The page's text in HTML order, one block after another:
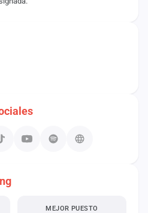
MEJOR PUESTO